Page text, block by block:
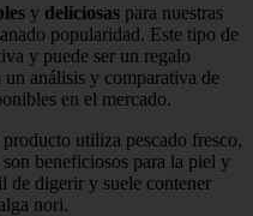
y deliciosas para nuestras
popularidad. Este tipo de
y puede ser un regalo
un análisis y comparativa de
en el mercado.
producto utiliza pescado fresco,
son beneficiosos para la piel y
de digerir y suele contener
nori.